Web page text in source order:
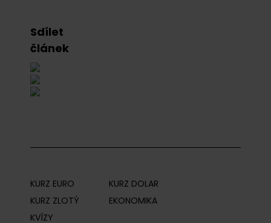
Sdílet
článek
KURZ EURO
KURZ DOLAR
KURZ ZLOTÝ
EKONOMIKA
KVÍZY